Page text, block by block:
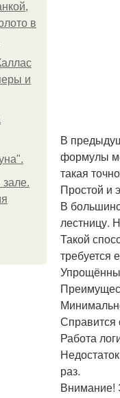
в
и
зале.
В
формулы
такая
Простой и
В
лестницу.
Такой
требуется
Справится
Работа
раз.
Внимание!